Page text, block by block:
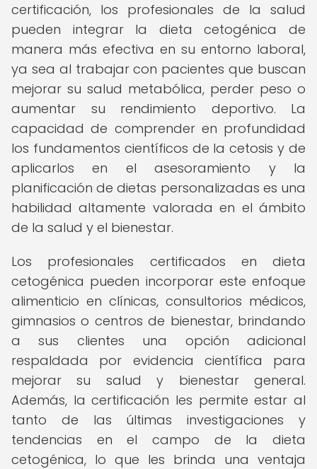
certificación, los profesionales de la salud
pueden integrar la dieta cetogénica de
manera más efectiva en su entorno laboral,
ya sea al trabajar con pacientes que buscan
mejorar su salud metabólica, perder peso o
aumentar su rendimiento deportivo. La
capacidad de comprender en profundidad
los fundamentos científicos de la cetosis y de
aplicarlos en el asesoramiento y la
planificación de dietas personalizadas es una
habilidad altamente valorada en el ámbito
de la salud y el bienestar.
Los profesionales certificados en dieta
cetogénica pueden incorporar este enfoque
alimenticio en clínicas, consultorios médicos,
gimnasios o centros de bienestar, brindando
a sus clientes una opción adicional
respaldada por evidencia científica para
mejorar su salud y bienestar general.
Además, la certificación les permite estar al
tanto de las últimas investigaciones y
tendencias en el campo de la dieta
cetogénica, lo que les brinda una ventaja